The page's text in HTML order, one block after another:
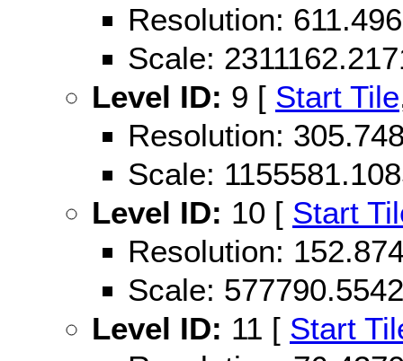
Resolution:
Scale:
Level ID: 9 [ Start Tile
Resolution:
Scale:
Level ID: 10 [ Start
Resolution:
Scale:
Level ID: 11 [ Start